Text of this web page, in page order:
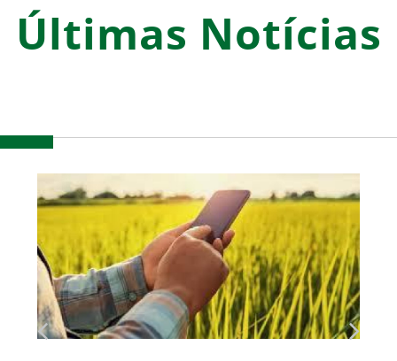
Últimas Notícias
16/05/2024
Categoria:
O salário-educação e o produtor rural
MAIS DETALHES